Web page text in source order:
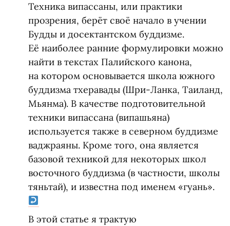
Техника випассаны, или практики
прозрения, берёт своё начало в учении
Будды и досектантском буддизме.
Её наиболее ранние формулировки можно
найти в текстах Палийского канона,
на котором основывается школа южного
буддизма тхеравады (Шри-Ланка, Таиланд,
Мьянма). В качестве подготовительной
техники випассана (випашьяна)
используется также в северном буддизме
ваджраяны. Кроме того, она является
базовой техникой для некоторых школ
восточного буддизма (в частности, школы
тяньтай), и известна под именем «гуань».
В этой статье я трактую